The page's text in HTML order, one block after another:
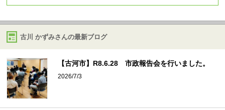
古川 かずみさんの最新ブログ
【古河市】R8.6.28 市政報告会を行いました。
2026/7/3